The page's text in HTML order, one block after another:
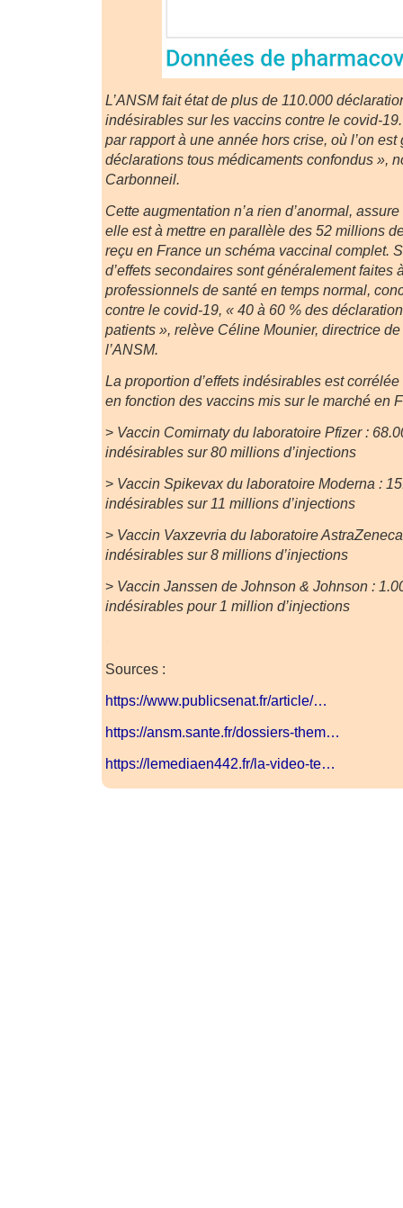
L’ANSM fait état de plus de 110.000
indésirables sur les vaccins contre le covid-
par rapport à une année hors crise, où l’on
déclarations tous médicaments confondus »,
Carbonneil.
Cette augmentation n’a rien d’anormal,
elle est à mettre en parallèle des 52 millions
reçu en France un schéma vaccinal complet.
d’effets secondaires sont généralement faites
professionnels de santé en temps normal,
contre le covid-19, « 40 à 60 % des
patients », relève Céline Mounier, directrice
l’ANSM.
La proportion d’effets indésirables est
en fonction des vaccins mis sur le marché en
> Vaccin Comirnaty du laboratoire Pfizer :
indésirables sur 80 millions d’injections
> Vaccin Spikevax du laboratoire Moderna :
indésirables sur 11 millions d’injections
> Vaccin Vaxzevria du laboratoire
indésirables sur 8 millions d’injections
> Vaccin Janssen de Johnson & Johnson :
indésirables pour 1 million d’injections
Sources :
https://www.publicsenat.fr/article/…
https://ansm.sante.fr/dossiers-them…
https://lemediaen442.fr/la-video-te…